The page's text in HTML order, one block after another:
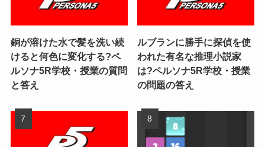
銅が溶けた水で髪を洗い続
けると何色に変化する?ペ
ルソナ5R学校・授業の質問
と答え
ルブランに勝手に探偵を使
われた有名な推理小説家
は?ペルソナ5R学校・授業
の問題の答え